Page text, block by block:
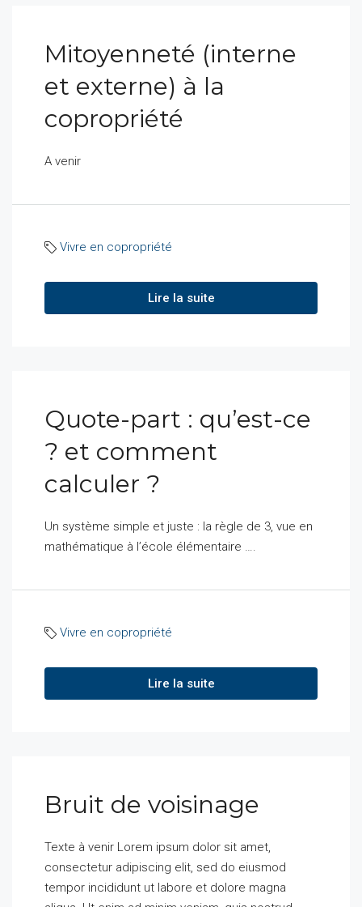
Mitoyenneté (interne
et externe) à la
copropriété
A venir
Vivre en copropriété
Lire la suite
Quote-part : qu’est-ce
? et comment
calculer ?
Un système simple et juste : la règle de 3, vue en
mathématique à l’école élémentaire ….
Vivre en copropriété
Lire la suite
Bruit de voisinage
Texte à venir Lorem ipsum dolor sit amet,
consectetur adipiscing elit, sed do eiusmod
tempor incididunt ut labore et dolore magna